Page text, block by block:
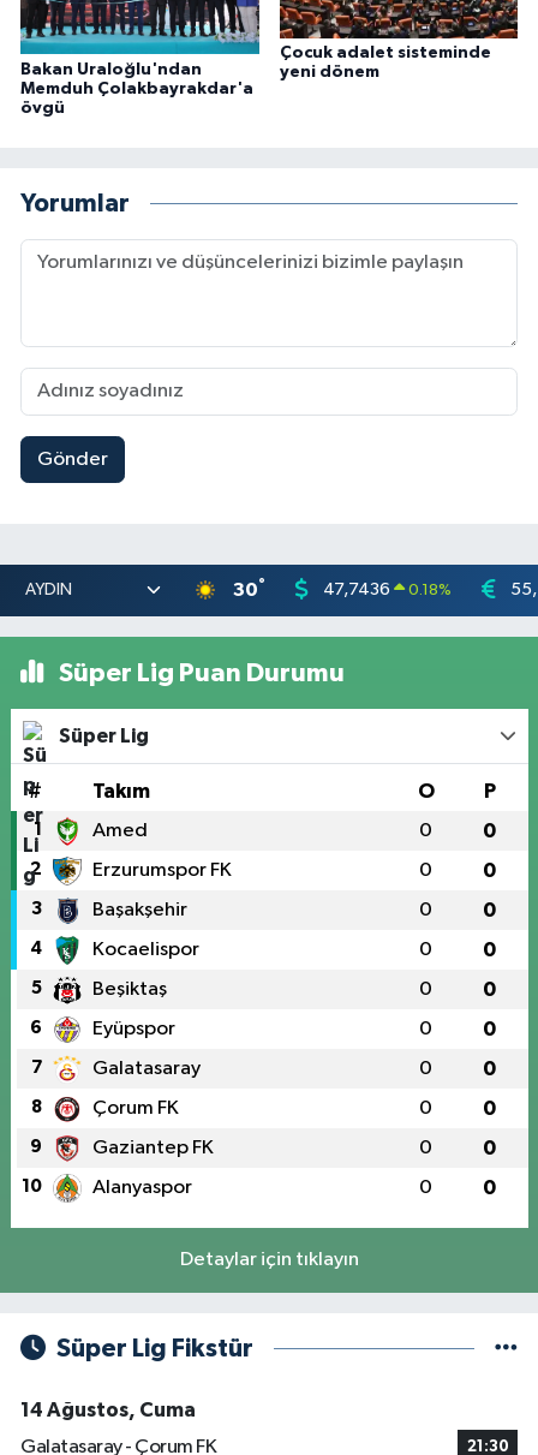
Bakan Uraloğlu'ndan
Memduh Çolakbayrakdar'a
övgü
Çocuk adalet sisteminde
yeni dönem
Yorumlar
Gönder
30° 47,7436 0.18%
Süper Lig Puan Durumu
Süper Lig
# Takım O P
1 Amed 0 0
2 Erzurumspor FK 0 0
3 Başakşehir 0 0
4 Kocaelispor 0 0
5 Beşiktaş 0 0
6 Eyüpspor 0 0
7 Galatasaray 0 0
8 Çorum FK 0 0
9 Gaziantep FK 0 0
10 Alanyaspor 0 0
Detaylar için tıklayın
Süper Lig Fikstür
14 Ağustos, Cuma
Galatasaray - Çorum FK
21:30